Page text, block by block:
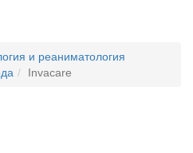
и реаниматология
Invacare